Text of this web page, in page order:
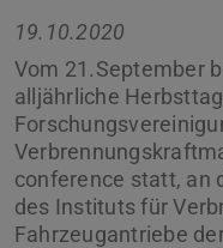
19.10.2020
Vom 21.September
alljährliche
conference statt, an
des Instituts für
Fahrzeugantriebe